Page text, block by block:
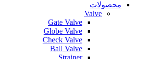
محصولات
Valve
Gate Valve
Globe Valve
Check Valve
Ball Valve
Strainer